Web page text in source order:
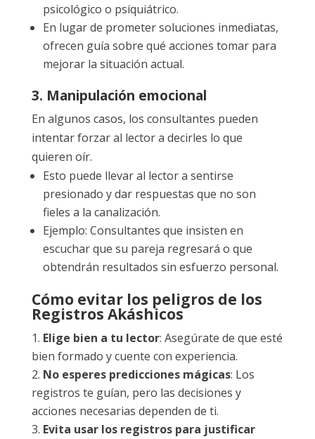
psicológico o psiquiátrico.
En lugar de prometer soluciones inmediatas,
ofrecen guía sobre qué acciones tomar para
mejorar la situación actual.
3. Manipulación emocional
En algunos casos, los consultantes pueden
intentar forzar al lector a decirles lo que
quieren oír.
Esto puede llevar al lector a sentirse
presionado y dar respuestas que no son
fieles a la canalización.
Ejemplo: Consultantes que insisten en
escuchar que su pareja regresará o que
obtendrán resultados sin esfuerzo personal.
Cómo evitar los peligros de los
Registros Akáshicos
Elige bien a tu lector: Asegúrate de que esté
bien formado y cuente con experiencia.
No esperes predicciones mágicas: Los
registros te guían, pero las decisiones y
acciones necesarias dependen de ti.
Evita usar los registros para justificar